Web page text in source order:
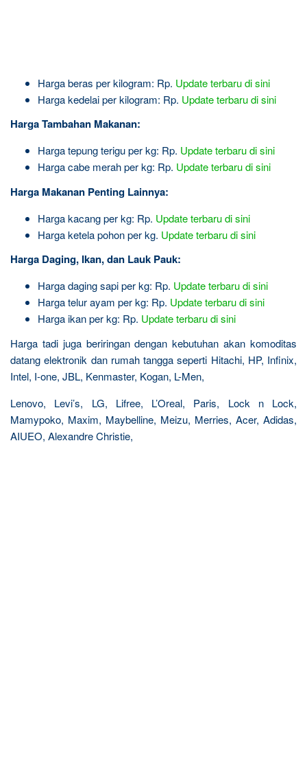
Harga beras per kilogram: Rp. Update terbaru di sini
Harga kedelai per kilogram: Rp. Update terbaru di sini
Harga Tambahan Makanan:
Harga tepung terigu per kg: Rp. Update terbaru di sini
Harga cabe merah per kg: Rp. Update terbaru di sini
Harga Makanan Penting Lainnya:
Harga kacang per kg: Rp. Update terbaru di sini
Harga ketela pohon per kg. Update terbaru di sini
Harga Daging, Ikan, dan Lauk Pauk:
Harga daging sapi per kg: Rp. Update terbaru di sini
Harga telur ayam per kg: Rp. Update terbaru di sini
Harga ikan per kg: Rp. Update terbaru di sini
Harga tadi juga beriringan dengan kebutuhan akan komoditas
datang elektronik dan rumah tangga seperti Hitachi, HP, Infinix,
Intel, I-one, JBL, Kenmaster, Kogan, L-Men,
Lenovo, Levi’s, LG, Lifree, L’Oreal, Paris, Lock n Lock,
Mamypoko, Maxim, Maybelline, Meizu, Merries, Acer, Adidas,
AIUEO, Alexandre Christie,